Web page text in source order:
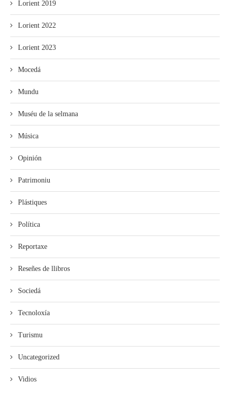
Lorient 2019
Lorient 2022
Lorient 2023
Mocedá
Mundu
Muséu de la selmana
Música
Opinión
Patrimoniu
Plástiques
Política
Reportaxe
Reseñes de llibros
Sociedá
Tecnoloxía
Turismu
Uncategorized
Vidios